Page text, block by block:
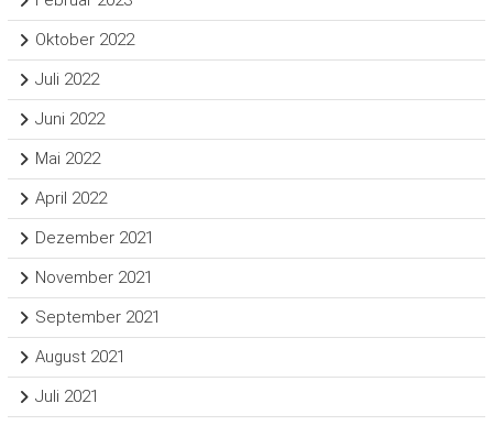
Oktober 2022
Juli 2022
Juni 2022
Mai 2022
April 2022
Dezember 2021
November 2021
September 2021
August 2021
Juli 2021